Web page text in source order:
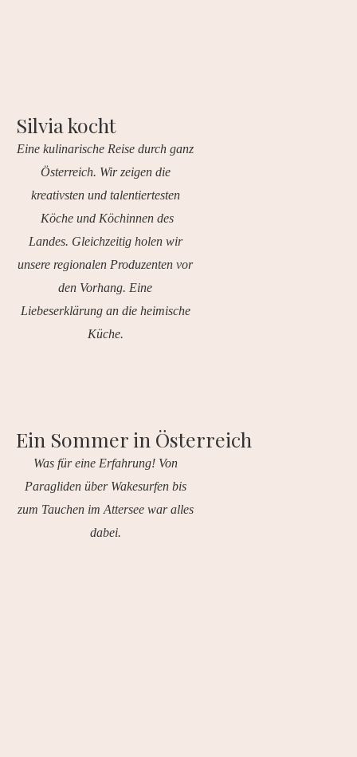
Silvia kocht
Eine kulinarische Reise durch ganz
Österreich. Wir zeigen die
kreativsten und talentiertesten
Köche und Köchinnen des
Landes. Gleichzeitig holen wir
unsere regionalen Produzenten vor
den Vorhang. Eine
Liebeserklärung an die heimische
Küche.
Ein Sommer in Österreich
Was für eine Erfahrung! Von
Paragliden über Wakesurfen bis
zum Tauchen im Attersee war alles
dabei.